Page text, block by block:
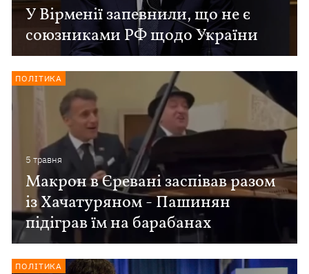
У Вірменії запевнили, що не є
союзниками РФ щодо України
5 травня
Макрон в Єревані заспівав разом
із Хачатуряном - Пашинян
підіграв їм на барабанах
ПОЛІТИКА
ПОЛІТИКА